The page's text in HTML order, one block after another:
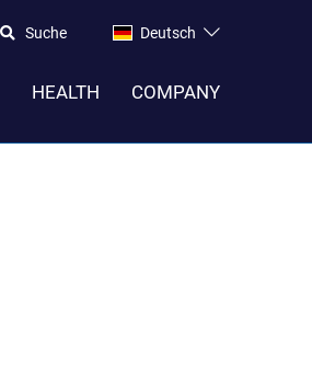
Suche Deutsch
HEALTH COMPANY